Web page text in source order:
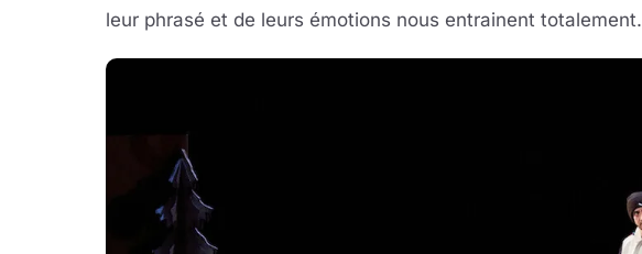
leur phrasé et de leurs émotions nous entrainent totalement.